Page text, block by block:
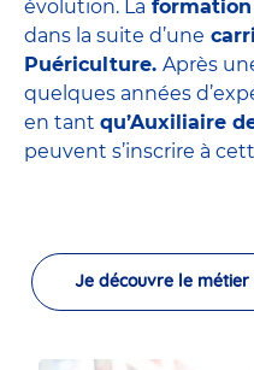
évolution. La formation
dans la suite d’une
Puériculture. Après
quelques années
en tant qu’Auxiliaire
peuvent s’inscrire à
Je découvre le